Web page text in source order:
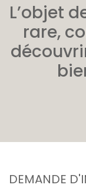
L’objet
rare,
DEMANDE